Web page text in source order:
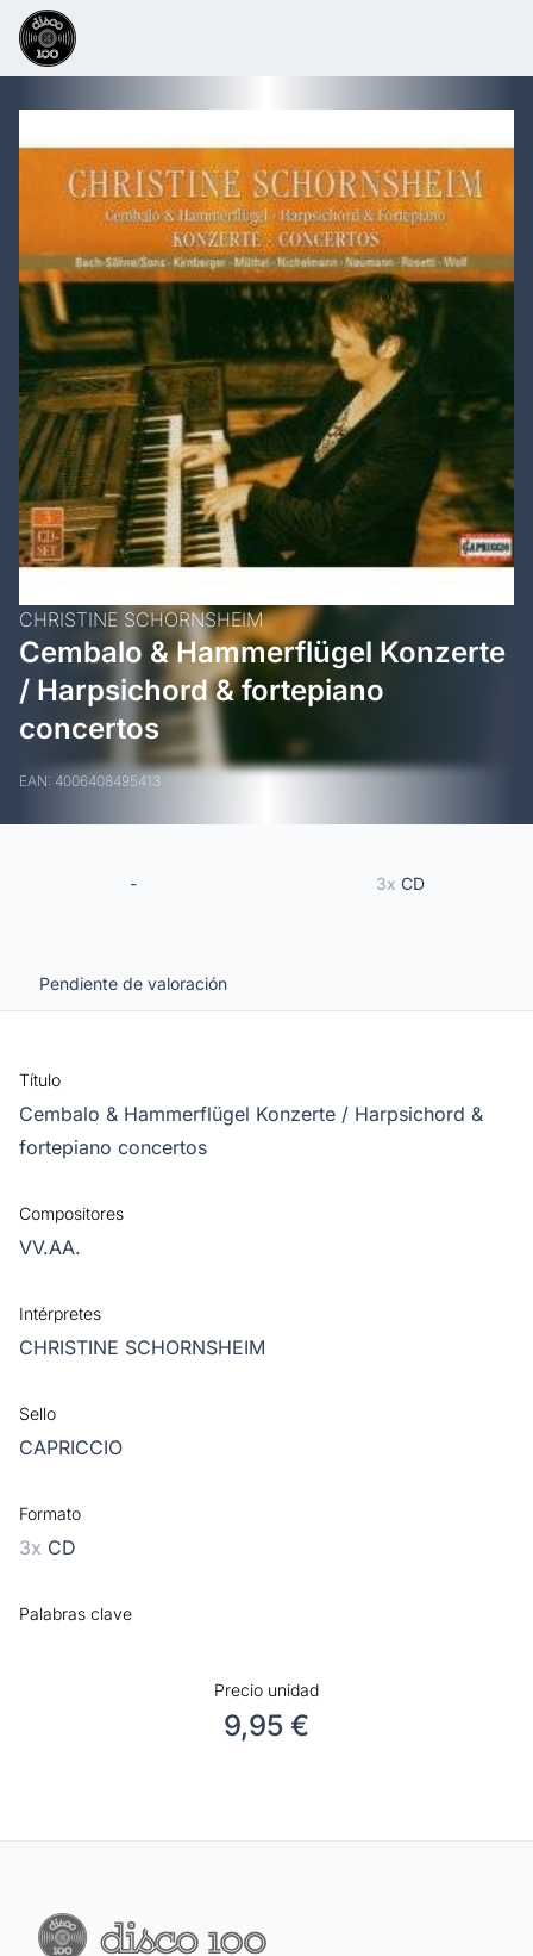
CHRISTINE SCHORNSHEIM
Cembalo & Hammerflügel Konzerte
/ Harpsichord & fortepiano
concertos
EAN: 4006408495413
- 3x CD
Pendiente de valoración
Título
Cembalo & Hammerflügel Konzerte / Harpsichord &
fortepiano concertos
Compositores
VV.AA.
Intérpretes
CHRISTINE SCHORNSHEIM
Sello
CAPRICCIO
Formato
3x CD
Palabras clave
Precio unidad
9,95 €